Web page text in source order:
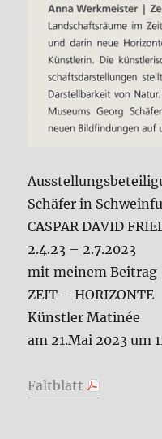
Schäfer in
CASPAR DAVID
2.4.23 – 2.7.2023
mit meinem Beitrag
ZEIT – HORIZONTE
Künstler Matinée
am 21.Mai 2023 um
Faltblatt